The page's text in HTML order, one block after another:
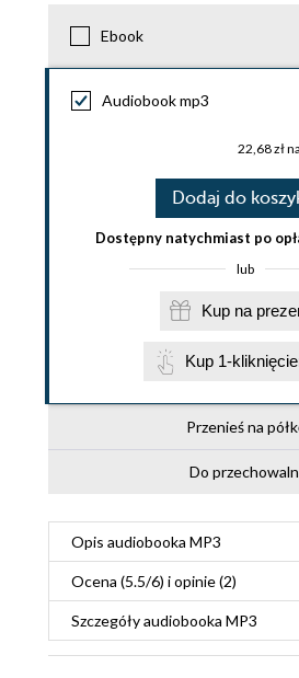
Ebook
Audiobook mp3
22,68 zł
Dodaj do
Dostępny natychmiast po
lub
Kup na
Kup 1-
Przenieś na
Do
Opis audiobooka MP3
Ocena (5.5/6) i opinie (2)
Szczegółyaudiobooka MP3